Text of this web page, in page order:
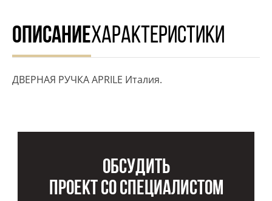
ОПИСАНИЕХАРАКТЕРИСТИКИ
ДВЕРНАЯ РУЧКА APRILE Италия.
Обсудить
проект со специалистом